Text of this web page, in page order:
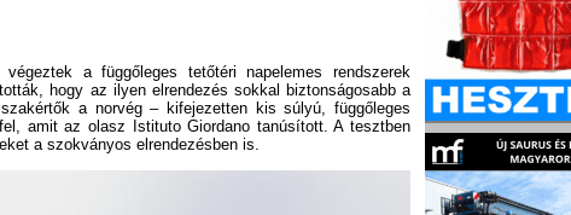
a függőleges tetőtéri napelemes rendszerek
hogy az ilyen elrendezés sokkal biztonságosabb a
a norvég – kifejezetten kis súlyú, függőleges
amit az olasz Istituto Giordano tanúsított. A tesztben
a szokványos elrendezésben is.